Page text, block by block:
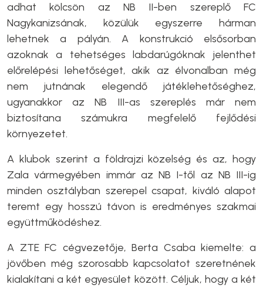
adhat kölcsön az NB II-ben szereplő FC
Nagykanizsának, közülük egyszerre hárman
lehetnek a pályán. A konstrukció elsősorban
azoknak a tehetséges labdarúgóknak jelenthet
előrelépési lehetőséget, akik az élvonalban még
nem jutnának elegendő játéklehetőséghez,
ugyanakkor az NB III-as szereplés már nem
biztosítana számukra megfelelő fejlődési
környezetet.
A klubok szerint a földrajzi közelség és az, hogy
Zala vármegyében immár az NB I-től az NB III-ig
minden osztályban szerepel csapat, kiváló alapot
teremt egy hosszú távon is eredményes szakmai
együttműködéshez.
A ZTE FC cégvezetője, Berta Csaba kiemelte: a
jövőben még szorosabb kapcsolatot szeretnének
kialakítani a két egyesület között. Céljuk, hogy a két